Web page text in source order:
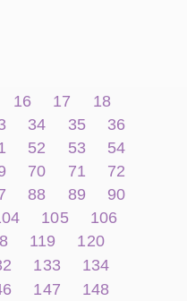
16 17
18
34 35
36
52 53
54
70 71
72
88 89
90
105
106
119
120
133
134
147
148